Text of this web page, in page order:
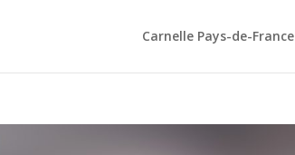
Carnelle Pays-de-France